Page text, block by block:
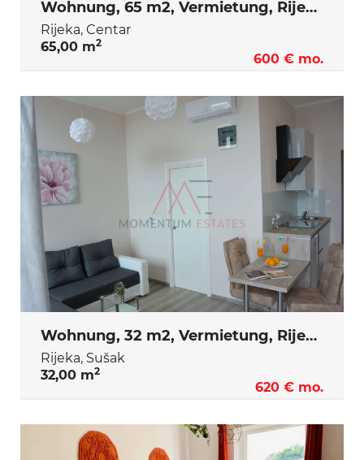
Wohnung, 65 m2, Vermietung, Rijeka - Centar
Rijeka, Centar
65,00 m2
600 € mo.
Wohnung, 32 m2, Vermietung, Rijeka - Sušak
Rijeka, Sušak
32,00 m2
620 € mo.